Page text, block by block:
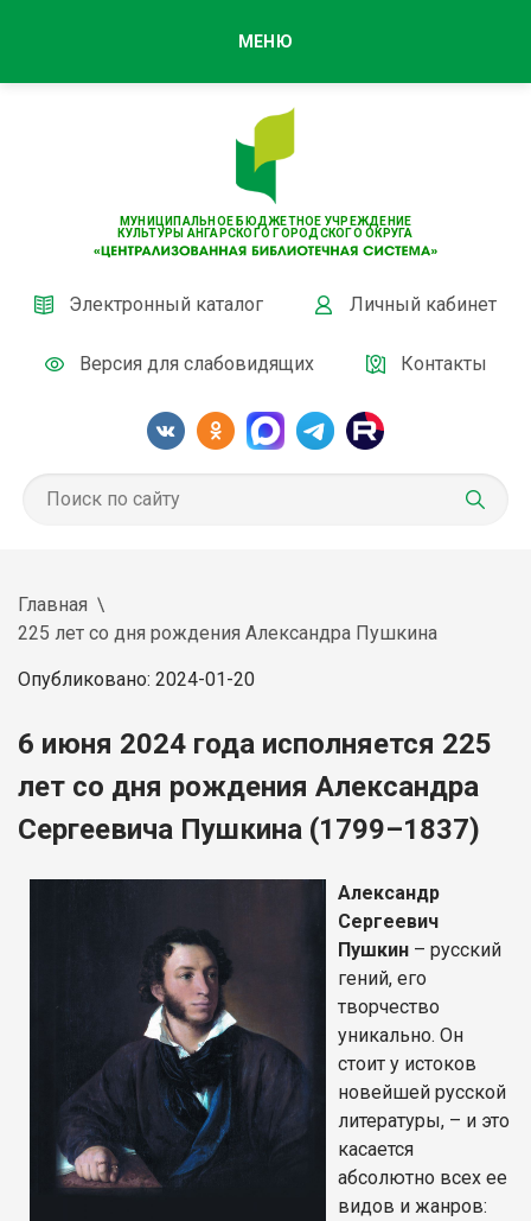
МУНИЦИПАЛЬНОЕ БЮДЖЕТНОЕ УЧРЕЖДЕНИЕ
КУЛЬТУРЫ АНГАРСКОГО ГОРОДСКОГО ОКРУГА
Электронный каталог Личный кабинет
Версия для слабовидящих Контакты
МЕНЮ
Главная
225 лет со дня рождения Александра Пушкина
Опубликовано: 2024-01-20
6 июня 2024 года исполняется 225
лет со дня рождения Александра
Сергеевича Пушкина (1799–1837)
Александр
Сергеевич
Пушкин – русский
гений, его
творчество
уникально. Он
стоит у истоков
новейшей русской
литературы, – и это
касается
абсолютно всех ее
видов и жанров: